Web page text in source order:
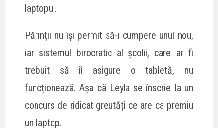
laptopul.
Părinții nu își permit să-i cumpere unul nou,
iar sistemul birocratic al școlii, care ar fi
trebuit să îi asigure o tabletă, nu
funcționează. Așa că Leyla se înscrie la un
concurs de ridicat greutăți ce are ca premiu
un laptop.